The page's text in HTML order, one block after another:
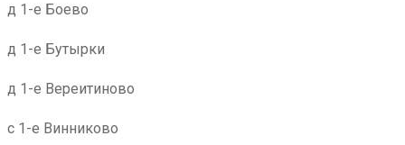
д 1-е Боево
д 1-е Бутырки
д 1-е Вереитиново
с 1-е Винниково